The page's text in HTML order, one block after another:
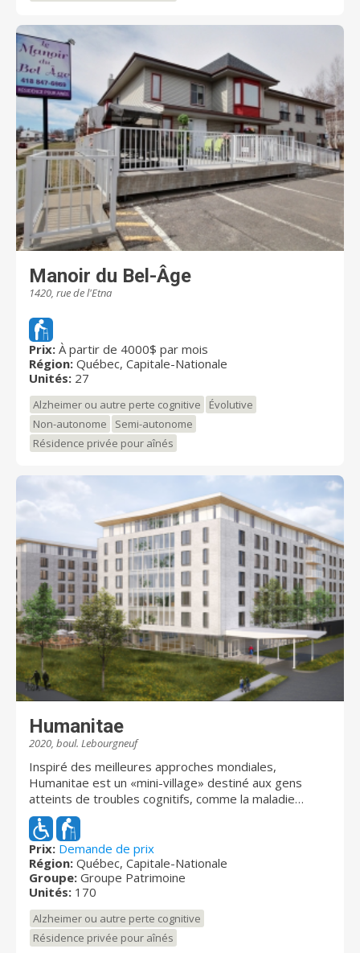
partie du quotidien du personnel qui offre des
services complets, personnalisés et fiables. Le
perfectionnement continu des compétences
techniques permet également aux employés d'être
toujours en mesure de répondre aux besoins
grandissants des résidents. Une équipe qualifiée,
expérimentée, dynamique et passionnée par son
travail vous accueille avec le plus grand respect dans
votre nouvelle résidence!
Manoir du Bel-Âge
1420, rue de l'Etna
Prix: À partir de 4000$ par mois
Région: Québec, Capitale-Nationale
Unités: 27
Alzheimer ou autre perte cognitive
Évolutive
Non-autonome
Semi-autonome
Résidence privée pour aînés
Humanitae
2020, boul. Lebourgneuf
Inspiré des meilleures approches mondiales,
Humanitae est un «mini-village» destiné aux gens
atteints de troubles cognitifs, comme la maladie
d’Alzheimer. La résidence comptera 170 chambres
réparties en 12 maisonnées. Le milieu de vie
semblable à celui de la maison permettra aux
résidents de continuer à vivre leur vie et de conserver
leur dignité et à continuer d'être stimulés
quotidiennement, malgré la maladie. On y trouvera
plusieurs services sur place : épicerie, bistro, salle
polyvalente, cuisines, jardins, salon privé, terrasses,
cour extérieure avec fermette, bâtiment de jardinage,
Prix: Demande de prix
Région: Québec, Capitale-Nationale
Groupe: Groupe Patrimoine
Unités: 170
Alzheimer ou autre perte cognitive
Résidence privée pour aînés